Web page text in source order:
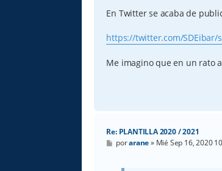
s
a
e
En Twitter se acaba de
https://twitter.com/SDEibar/
Me imagino que en un rato
Re: PLANTILLA 2020 / 2021
M
e
porarane» Mié Sep 16, 2020